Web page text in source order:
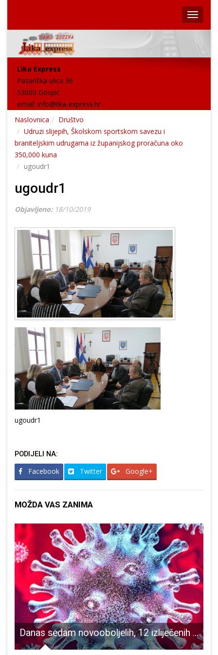
Lika Express
Pazariška ulica 36
53000 Gospić
email: info@lika-express.hr
Naslovnica
Društvo
Udruzi slijepih, Školskom sportskom savezu i
braniteljskim udrugama iz županijskog proračuna oko
350,000 kuna
ugoudr1
ugoudr1
Objavljeno: 18/10/2019
ugoudr1
PODIJELI NA:
Facebook Twitter Google+
MOŽDA VAS ZANIMA
Danas sedam novooboljelih, 12 izliječenih od COVID-19